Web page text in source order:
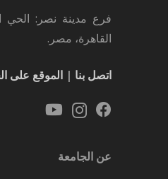
فرع مدينة نصر: الحي
القاهرة، مصر.
اتصل بنا | الموقع على
عن الجامعة